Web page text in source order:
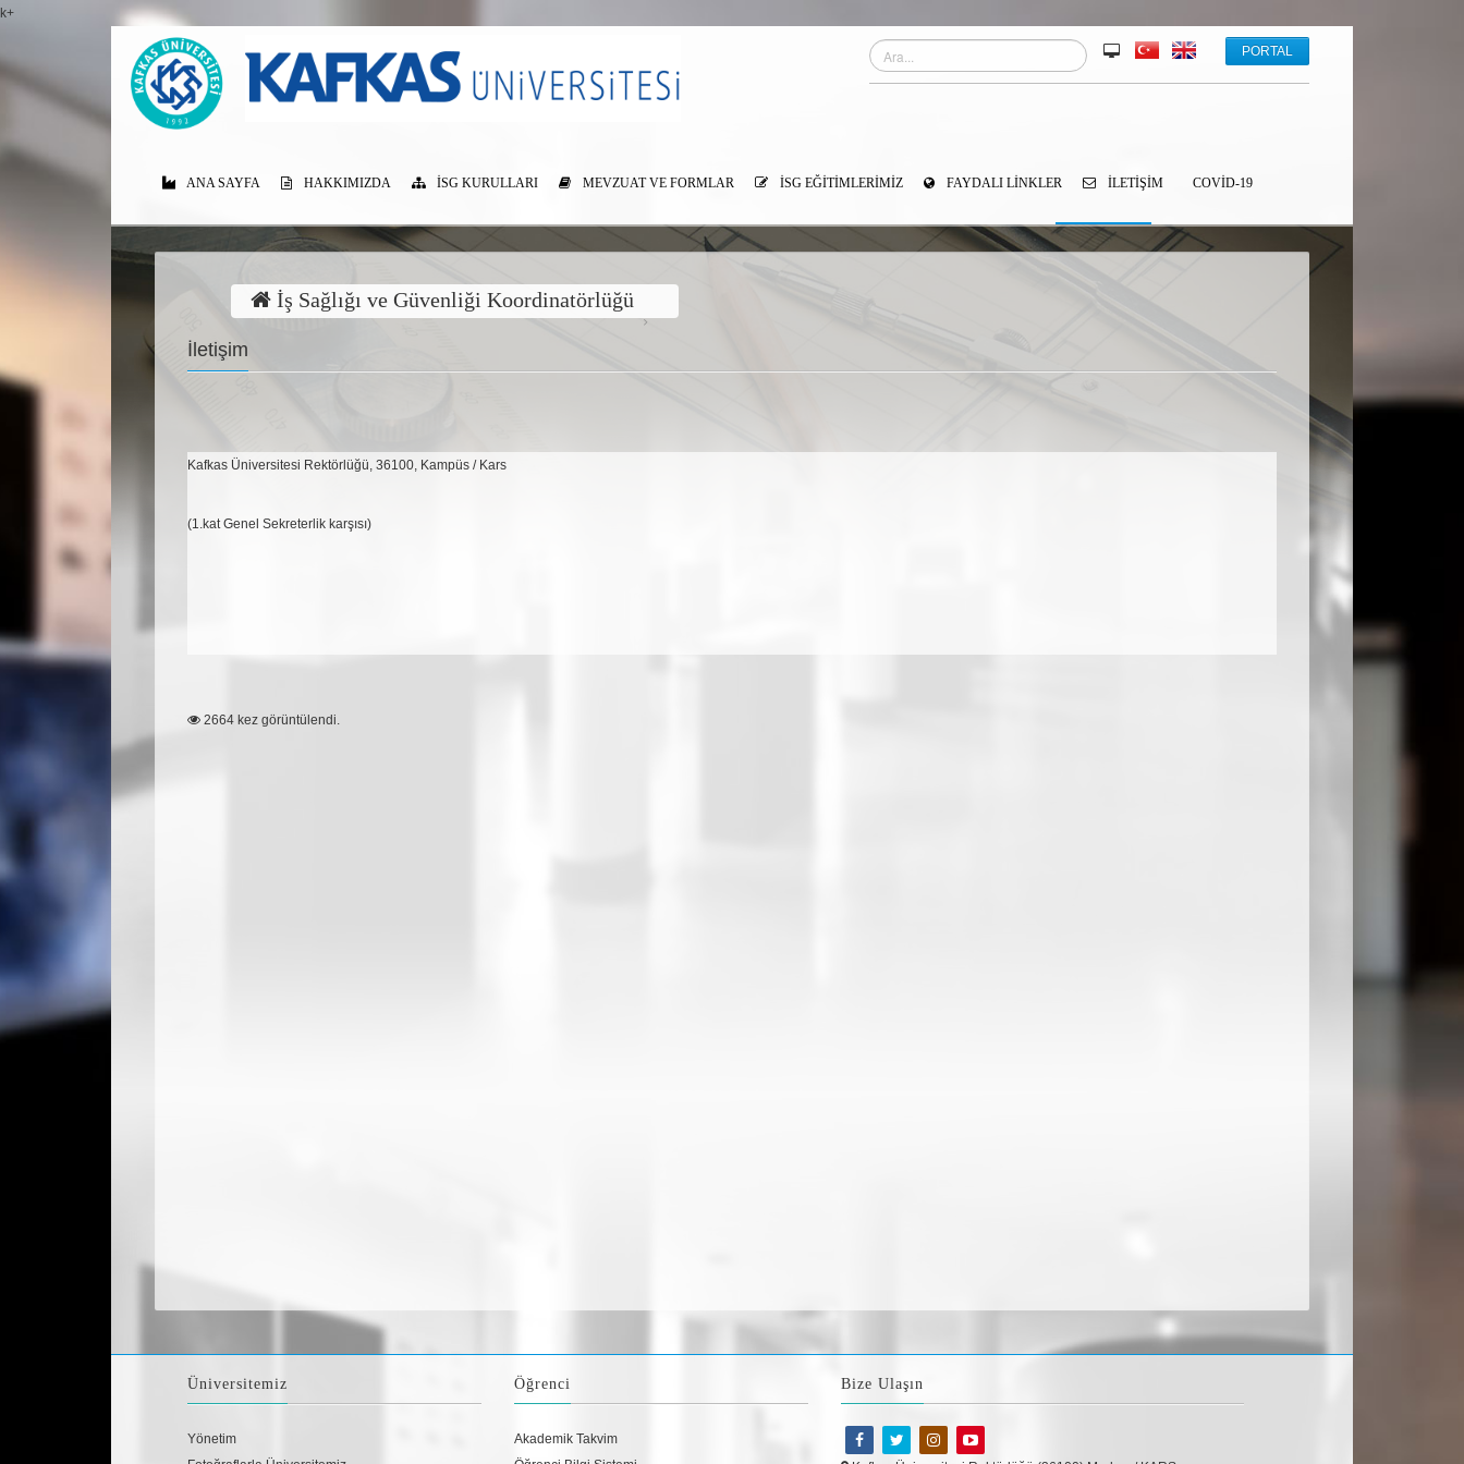
k+
PORTAL
ANA SAYFA HAKKIMIZDA İSG KURULLARI MEVZUAT VE FORMLAR İSG EĞITIMLERIMIZ FAYDALI LINKLER İLETIŞIM COVID-19
İş Sağlığı ve Güvenliği Koordinatörlüğü
İletişim
Kafkas Üniversitesi Rektörlüğü, 36100, Kampüs / Kars
(1.kat Genel Sekreterlik karşısı)
2664 kez görüntülendi.
Üniversitemiz
Yönetim
Öğrenci
Akademik Takvim
Bize Ulaşın